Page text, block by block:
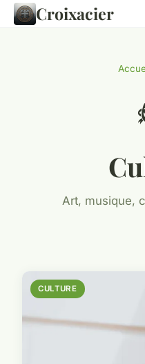
Croixacier
Art, musique,
CULTURE